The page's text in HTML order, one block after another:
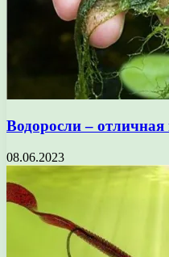
Водоросли –
08.06.2023